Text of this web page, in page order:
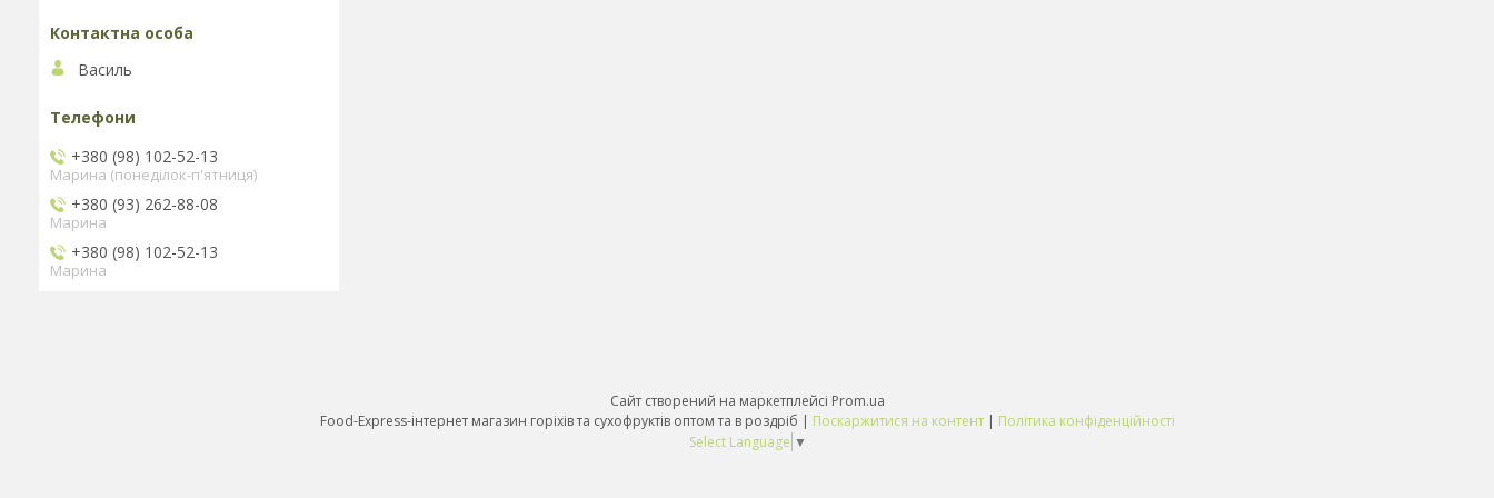
Василь
+380 (98) 102-52-13
Марина (понеділок-п'ятниця)
+380 (93) 262-88-08
Марина
+380 (98) 102-52-13
Марина
Сайт створений на маркетплейсі Prom.ua
Food-Express-інтернет магазин горіхів та сухофруктів оптом та в роздріб | Поскаржитися на контент | Політика конфіденційності
Select Language ▼